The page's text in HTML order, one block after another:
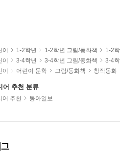
1-2학년 1-2학년 그림/동화책
1-2
3-4학년 3-4학년 그림/동화책
3-4
어린이 문학 그림/동화책 창작동화
어 추천 분류
어 추천 동아일보